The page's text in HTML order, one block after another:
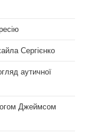
Сергієнко
аутичної
Джеймсом